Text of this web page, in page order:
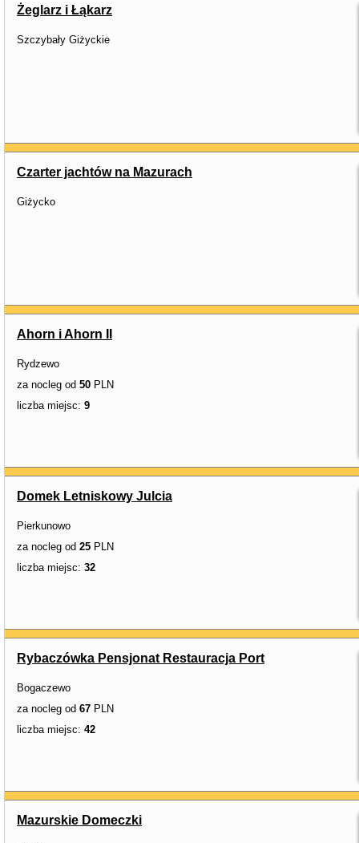
Żeglarz i Łąkarz
Szczybały Giżyckie
Czarter jachtów na Mazurach
Giżycko
Ahorn i Ahorn II
Rydzewo
za nocleg od 50 PLN
liczba miejsc: 9
Domek Letniskowy Julcia
Pierkunowo
za nocleg od 25 PLN
liczba miejsc: 32
Rybaczówka Pensjonat Restauracja Port
Bogaczewo
za nocleg od 67 PLN
liczba miejsc: 42
Mazurskie Domeczki